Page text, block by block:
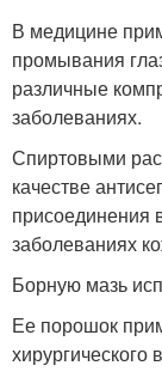
В медицине
промывания
различные
заболеваниях.
Спиртовыми
качестве
присоединения
заболеваниях
Борную мазь
Ее порошок